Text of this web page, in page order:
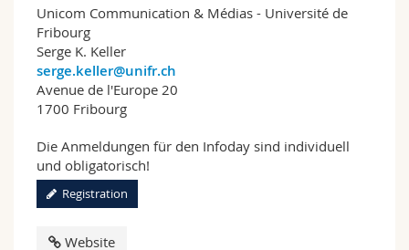
Unicom Communication & Médias - Université de
Fribourg
Serge K. Keller
serge.keller@unifr.ch
Avenue de l'Europe 20
1700 Fribourg
Die Anmeldungen für den Infoday sind individuell
und obligatorisch!
Registration
Website